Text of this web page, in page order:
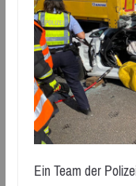
Ein Team der